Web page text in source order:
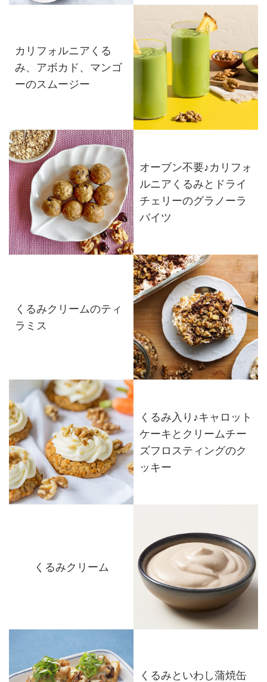
カリフォルニアくる
み、アボカド、マンゴ
ーのスムージー
オーブン不要♪カリフォ
ルニアくるみとドライ
チェリーのグラノーラ
バイツ
くるみクリームのティ
ラミス
くるみ入り♪キャロット
ケーキとクリームチー
ズフロスティングのク
ッキー
くるみクリーム
くるみといわし蒲焼缶